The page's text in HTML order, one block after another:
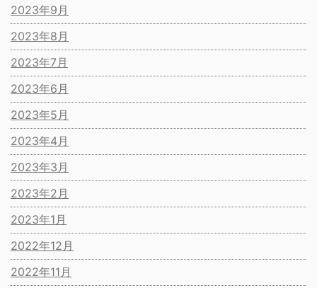
2023年9月
2023年8月
2023年7月
2023年6月
2023年5月
2023年4月
2023年3月
2023年2月
2023年1月
2022年12月
2022年11月